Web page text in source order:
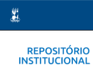
navigation